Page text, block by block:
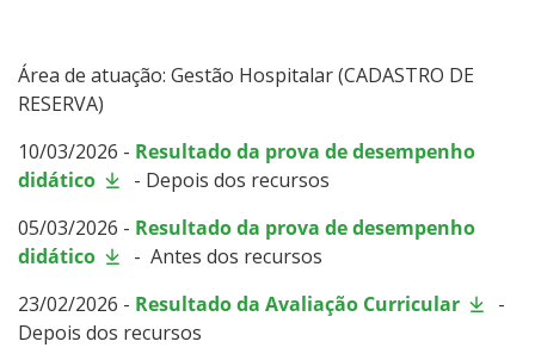
Área de atuação: Gestão Hospitalar (CADASTRO DE
RESERVA)
10/03/2026 - Resultado da prova de desempenho
didático
- Depois dos recursos
05/03/2026 - Resultado da prova de desempenho
didático
- Antes dos recursos
23/02/2026 - Resultado da Avaliação Curricular
-
Depois dos recursos